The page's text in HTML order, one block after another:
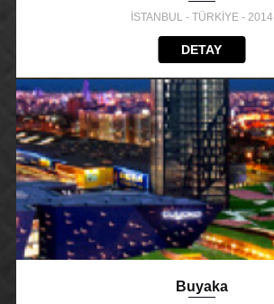
İSTANBUL - TÜRKİYE - 2014
DETAY
Buyaka